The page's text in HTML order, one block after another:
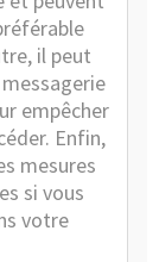
il peut
empêcher
Enfin,
mesures
si vous
votre